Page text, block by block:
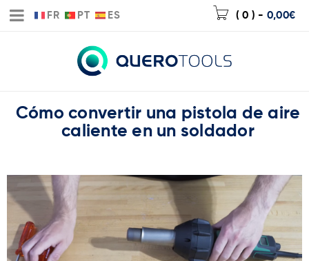
FR PT ES ( 0 ) - 0,00€
Cómo convertir una pistola de aire
caliente en un soldador